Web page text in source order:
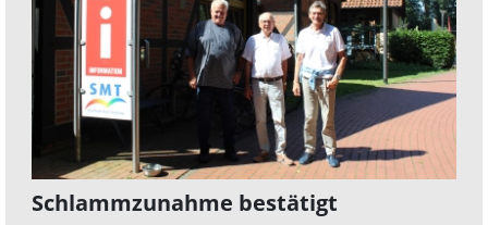
Schlammzunahme bestätigt